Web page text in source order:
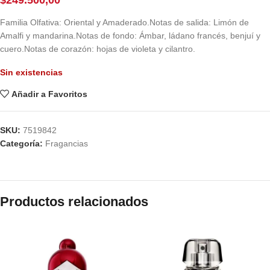
Familia Olfativa: Oriental y Amaderado.Notas de salida: Limón de
Amalfi y mandarina.Notas de fondo: Ámbar, ládano francés, benjuí y
cuero.Notas de corazón: hojas de violeta y cilantro.
Sin existencias
Añadir a Favoritos
SKU: 7519842
Categoría: Fragancias
Productos relacionados